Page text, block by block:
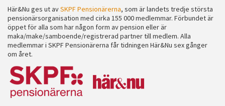
Här&Nu ges ut avSKPF Pensionärerna, som är landets tredje största
pensionärsorganisation med cirka 155 000 medlemmar. Förbundet är
öppet för alla som har någon form av pension eller är
maka/make/samboende/registrerad partner till medlem. Alla
medlemmar i SKPF Pensionärerna får tidningen Här&Nu sex gånger
om året.